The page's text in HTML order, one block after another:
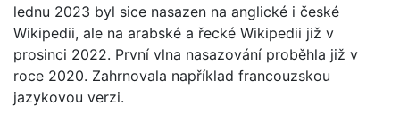
lednu 2023 byl sice nasazen na anglické i české
Wikipedii, ale na arabské a řecké Wikipedii již v
prosinci 2022. První vlna nasazování proběhla již v
roce 2020. Zahrnovala například francouzskou
jazykovou verzi.